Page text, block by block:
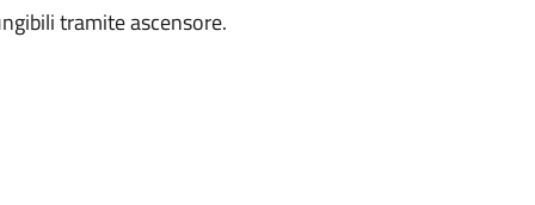
tramite ascensore.